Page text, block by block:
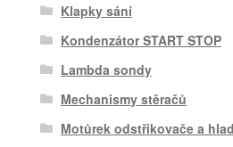
Klapky sání
Kondenzátor START STOP
Lambda sondy
Mechanismy stěračů
Motůrek odstřikovače a